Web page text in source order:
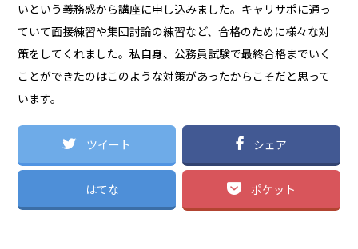
いという義務感から講座に申し込みました。キャリサポに通っ
ていて面接練習や集団討論の練習など、合格のために様々な対
策をしてくれました。私自身、公務員試験で最終合格までいく
ことができたのはこのような対策があったからこそだと思って
います。
ツイート シェア
はてな ポケット